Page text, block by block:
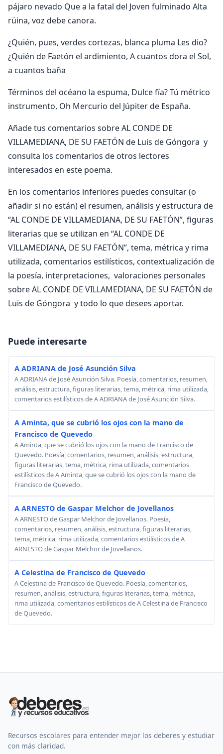
pájaro nevado Que a la fatal del Joven fulminado Alta
rüina, voz debe canora.
¿Quién, pues, verdes cortezas, blanca pluma Les dio?
¿Quién de Faetón el ardimiento, A cuantos dora el Sol,
a cuantos baña
Términos del océano la espuma, Dulce fía? Tú métrico
instrumento, Oh Mercurio del Júpiter de España.
Añade tus comentarios sobre AL CONDE DE
VILLAMEDIANA, DE SU FAETÓN de Luis de Góngora y
consulta los comentarios de otros lectores
interesados en este poema.
En los comentarios inferiores puedes consultar (o
añadir si no están) el resumen, análisis y estructura de
“AL CONDE DE VILLAMEDIANA, DE SU FAETÓN”, figuras
literarias que se utilizan en “AL CONDE DE
VILLAMEDIANA, DE SU FAETÓN”, tema, métrica y rima
utilizada, comentarios estilísticos, contextualización de
la poesía, interpretaciones, valoraciones personales
sobre AL CONDE DE VILLAMEDIANA, DE SU FAETÓN de
Luis de Góngora y todo lo que desees aportar.
Puede interesarte
A ADRIANA de José Asunción Silva
A ADRIANA de José Asunción Silva. Poesía, comentarios, resumen,
análisis, estructura, figuras literarias, tema, métrica, rima utilizada,
comentarios estilísticos de A ADRIANA de José Asunción Silva.
A Aminta, que se cubrió los ojos con la mano de
Francisco de Quevedo
A Aminta, que se cubrió los ojos con la mano de Francisco de
Quevedo. Poesía, comentarios, resumen, análisis, estructura,
figuras literarias, tema, métrica, rima utilizada, comentarios
estilísticos de A Aminta, que se cubrió los ojos con la mano de
Francisco de Quevedo.
A ARNESTO de Gaspar Melchor de Jovellanos
A ARNESTO de Gaspar Melchor de Jovellanos. Poesía,
comentarios, resumen, análisis, estructura, figuras literarias,
tema, métrica, rima utilizada, comentarios estilísticos de A
ARNESTO de Gaspar Melchor de Jovellanos.
A Celestina de Francisco de Quevedo
A Celestina de Francisco de Quevedo. Poesía, comentarios,
resumen, análisis, estructura, figuras literarias, tema, métrica,
rima utilizada, comentarios estilísticos de A Celestina de Francisco
de Quevedo.
Recursos escolares para entender mejor los deberes y estudiar
con más claridad.